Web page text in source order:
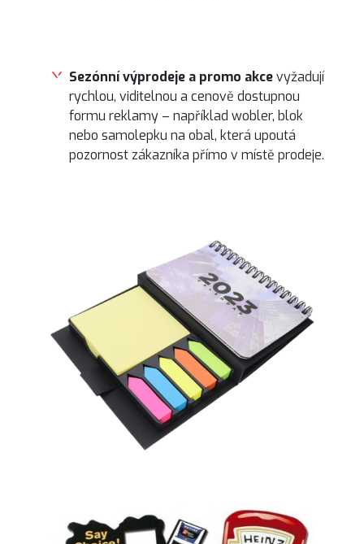
Sezónní výprodeje a promo akcevyžadují
rychlou, viditelnou a cenově dostupnou
formu reklamy – například wobler, blok
nebo samolepku na obal, která upoutá
pozornost zákazníka přímo v místě prodeje.